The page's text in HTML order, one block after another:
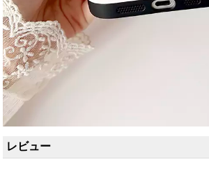
レビュー